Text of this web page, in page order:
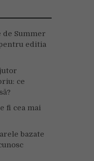
de Summer
editia
ce
fi cea mai
bazate